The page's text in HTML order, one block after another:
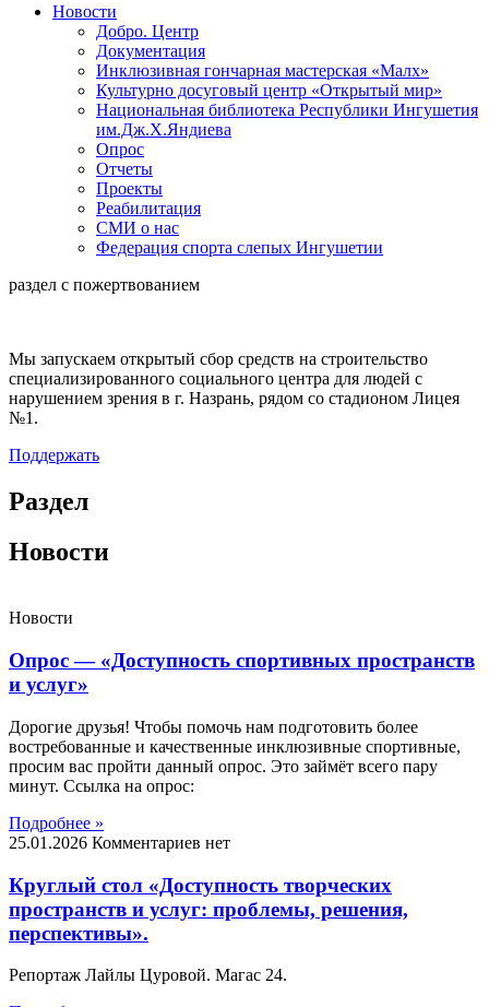
Новости
Добро. Центр
Документация
Инклюзивная гончарная мастерская «Малх»
Культурно досуговый центр «Открытый мир»
Национальная библиотека Республики Ингушетия
им.Дж.Х.Яндиева
Опрос
Отчеты
Проекты
Реабилитация
СМИ о нас
Федерация спорта слепых Ингушетии
раздел с пожертвованием
Мы запускаем открытый сбор средств на строительство
специализированного социального центра для людей с
нарушением зрения в г. Назрань, рядом со стадионом Лицея
№1.
Поддержать
Раздел
Новости
Новости
Опрос — «Доступность спортивных пространств
и услуг»
Дорогие друзья! Чтобы помочь нам подготовить более
востребованные и качественные инклюзивные спортивные,
просим вас пройти данный опрос. Это займёт всего пару
минут. Ссылка на опрос:
Подробнее »
25.01.2026 Комментариев нет
Круглый стол «Доступность творческих
пространств и услуг: проблемы, решения,
перспективы».
Репортаж Лайлы Цуровой. Магас 24.